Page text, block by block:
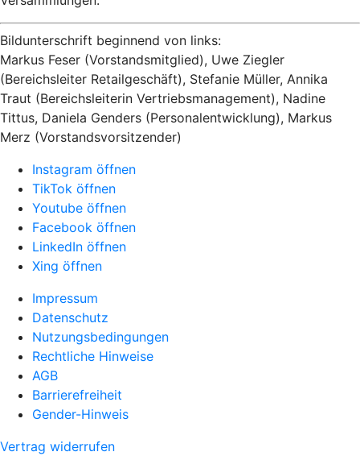
Bildunterschrift beginnend von links:
Markus Feser (Vorstandsmitglied), Uwe Ziegler
(Bereichsleiter Retailgeschäft), Stefanie Müller, Annika
Traut (Bereichsleiterin Vertriebsmanagement), Nadine
Tittus, Daniela Genders (Personalentwicklung), Markus
Merz (Vorstandsvorsitzender)
Instagram öffnen
TikTok öffnen
Youtube öffnen
Facebook öffnen
LinkedIn öffnen
Xing öffnen
Impressum
Datenschutz
Nutzungsbedingungen
Rechtliche Hinweise
AGB
Barrierefreiheit
Gender-Hinweis
Vertrag widerrufen